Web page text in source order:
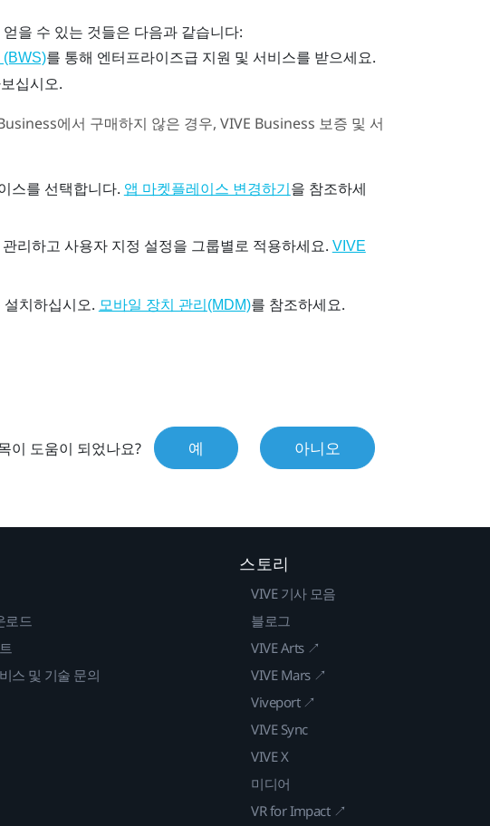
얻을 수 있는 것들은 다음과 같습니다:
(BWS)를 통해 엔터프라이즈급 지원 및 서비스를 받으세요.
십시오.
에서 구매하지 않은 경우, VIVE Business 보증 및 서
스를 선택합니다. 앱 마켓플레이스 변경하기 을 참조하세
리하고 사용자 지정 설정을 그룹별로 적용하세요. VIVE
치하십시오. 모바일 장치 관리(MDM)를 참조하세요.
이 도움이 되었나요? 예 아니오
로드
스 및 기술 문의
스토리
VIVE 기사 모음
블로그
VIVE Arts ↗
VIVE Mars ↗
Viveport ↗
VIVE Sync
VIVE X
미디어
VR for Impact ↗